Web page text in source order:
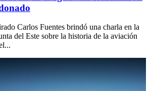
Carlos Fuentes brindó una charla en la
del Este sobre la historia de la aviación